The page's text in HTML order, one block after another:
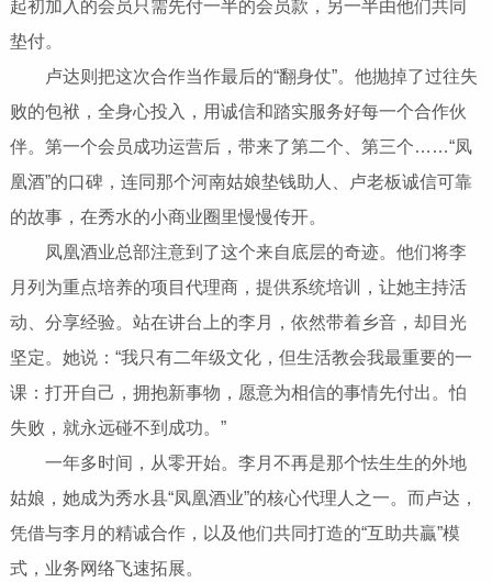
起初加入的会员只需先付一半的会员款，另一半由他们共同
垫付。
卢达则把这次合作当作最后的“翻身仗”。他抛掉了过往失
败的包袱，全身心投入，用诚信和踏实服务好每一个合作伙
伴。第一个会员成功运营后，带来了第二个、第三个……“凤
凰酒”的口碑，连同那个河南姑娘垫钱助人、卢老板诚信可靠
的故事，在秀水的小商业圈里慢慢传开。
凤凰酒业总部注意到了这个来自底层的奇迹。他们将李
月列为重点培养的项目代理商，提供系统培训，让她主持活
动、分享经验。站在讲台上的李月，依然带着乡音，却目光
坚定。她说：“我只有二年级文化，但生活教会我最重要的一
课：打开自己，拥抱新事物，愿意为相信的事情先付出。怕
失败，就永远碰不到成功。”
一年多时间，从零开始。李月不再是那个怯生生的外地
姑娘，她成为秀水县“凤凰酒业”的核心代理人之一。而卢达，
凭借与李月的精诚合作，以及他们共同打造的“互助共贏”模
式，业务网络飞速拓展。